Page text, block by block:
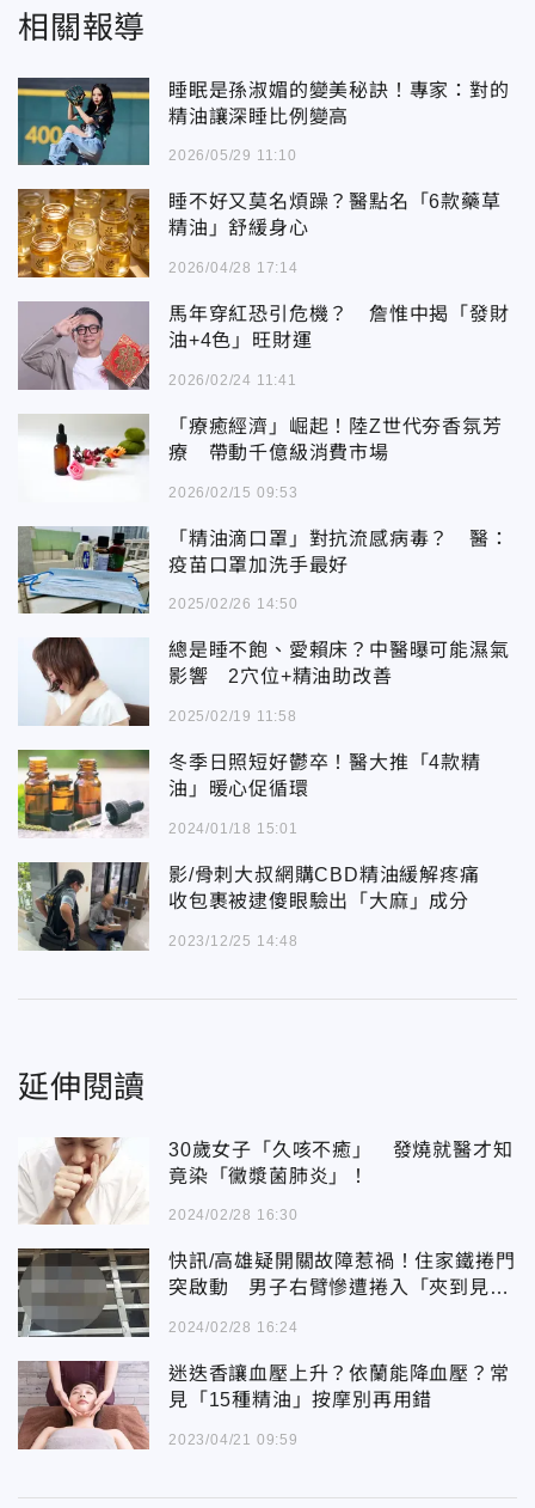
相關報導
睡眠是孫淑媚的變美秘訣！專家：對的
精油讓深睡比例變高
2026/05/29 11:10
睡不好又莫名煩躁？醫點名「6款藥草
精油」舒緩身心
2026/04/28 17:14
馬年穿紅恐引危機？ 詹惟中揭「發財
油+4色」旺財運
2026/02/24 11:41
「療癒經濟」崛起！陸Z世代夯香氛芳
療 帶動千億級消費市場
2026/02/15 09:53
「精油滴口罩」對抗流感病毒？ 醫：
疫苗口罩加洗手最好
2025/02/26 14:50
總是睡不飽、愛賴床？中醫曝可能濕氣
影響 2穴位+精油助改善
2025/02/19 11:58
冬季日照短好鬱卒！醫大推「4款精
油」暖心促循環
2024/01/18 15:01
影/骨刺大叔網購CBD精油緩解疼痛
收包裹被逮傻眼驗出「大麻」成分
2023/12/25 14:48
延伸閱讀
30歲女子「久咳不癒」 發燒就醫才知
竟染「黴漿菌肺炎」！
2024/02/28 16:30
快訊/高雄疑開關故障惹禍！住家鐵捲門
突啟動 男子右臂慘遭捲入「夾到見
2024/02/28 16:24
迷迭香讓血壓上升？依蘭能降血壓？常
見「15種精油」按摩別再用錯
2023/04/21 09:59